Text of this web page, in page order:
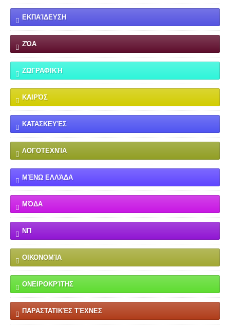
ΕΚΠΑΊΔΕΥΣΗ
ΖΏΑ
ΖΩΓΡΑΦΙΚΉ
ΚΑΙΡΌΣ
ΚΑΤΑΣΚΕΥΈΣ
ΛΟΓΟΤΕΧΝΊΑ
ΜΈΝΩ ΕΛΛΆΔΑ
ΜΌΔΑ
ΝΠ
ΟΙΚΟΝΟΜΊΑ
ΟΝΕΙΡΟΚΡΊΤΗΣ
ΠΑΡΑΣΤΑΤΙΚΈΣ ΤΈΧΝΕΣ